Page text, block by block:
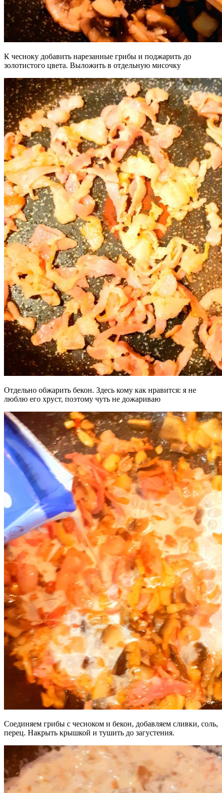
К чесноку добавить нарезанные грибы и поджарить до
золотистого цвета. Выложить в отдельную мисочку
Отдельно обжарить бекон. Здесь кому как нравится: я не
люблю его хруст, поэтому чуть не дожариваю
Соединяем грибы с чесноком и бекон, добавляем сливки, соль,
перец. Накрыть крышкой и тушить до загустения.